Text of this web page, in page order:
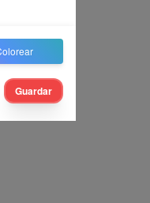
Guardar